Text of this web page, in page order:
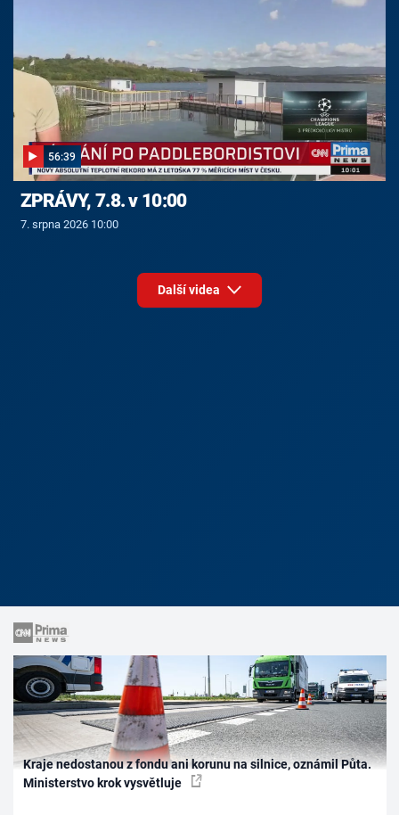
56:39
ZPRÁVY, 7.8. v 10:00
7. srpna 2026 10:00
Další videa
Kraje nedostanou z fondu ani korunu na silnice, oznámil Půta.
Ministerstvo krok vysvětluje